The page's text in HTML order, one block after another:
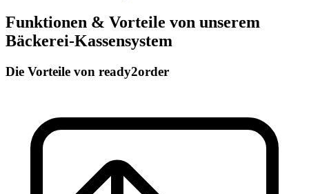
Funktionen & Vorteile von unserem
Bäckerei-Kassensystem
Die Vorteile von ready2order